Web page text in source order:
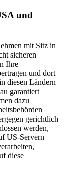
und
mit Sitz in
sicheren
Ihre
und dort
diesen Ländern
garantiert
dazu
gerichtlich
werden,
US-Servern
diese